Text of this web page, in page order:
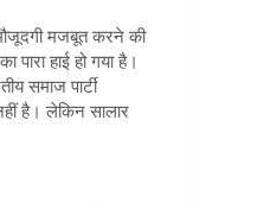
मजबूत करने की
हाई हो गया है।
समाज पार्टी
है। लेकिन सालार